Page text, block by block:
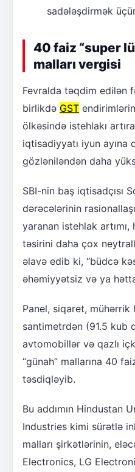
sadələşdirmək
40 faiz “super
malları vergisi
Fevralda təqdim edilən
birlikdə GST
ölkəsində istehlakı
iqtisadiyyatı iyun ayına
gözləniləndən daha
SBI-nin baş iqtisadçısı
dərəcələrinin
yaranan istehlak artımı,
təsirini daha çox
əlavə edib ki, “büdcə
əhəmiyyətsiz və ya
Panel, siqaret, mühərrik
santimetrdən (91.5 kub
avtomobillər və qazlı
“günah” mallarına 40
təsdiqləyib.
Bu addımın Hindustan
Industries kimi sürətlə
malları şirkətlərinin,
Electronics, LG